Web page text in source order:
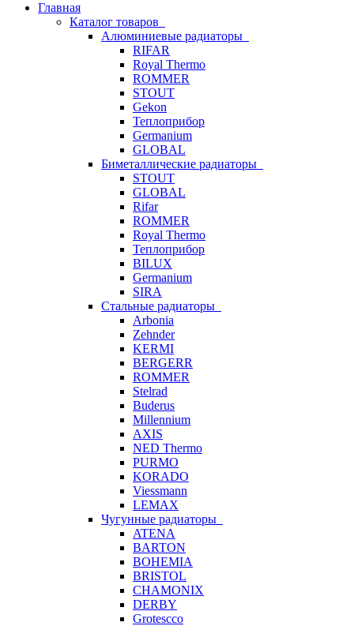
Главная
Каталог товаров
Алюминиевые радиаторы
RIFAR
Royal Thermo
ROMMER
STOUT
Gekon
Теплоприбор
Germanium
GLOBAL
Биметаллические радиаторы
STOUT
GLOBAL
Rifar
ROMMER
Royal Thermo
Теплоприбор
BILUX
Germanium
SIRA
Стальные радиаторы
Arbonia
Zehnder
KERMI
BERGERR
ROMMER
Stelrad
Buderus
Millennium
AXIS
NED Thermo
PURMO
KORADO
Viessmann
LEMAX
Чугунные радиаторы
ATENA
BARTON
BOHEMIA
BRISTOL
CHAMONIX
DERBY
Grotescco